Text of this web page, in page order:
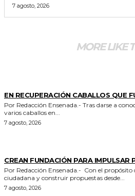
7 agosto, 2026
MORE LIKE
EN RECUPERACIÓN CABALLOS QUE
Por Redacción Ensenada.- Tras darse a conocer las condiciones en que estaban
varios caballos en...
7 agosto, 2026
CREAN FUNDACIÓN PARA IMPULSAR
Por Redacción Ensenada.- Con el propósito de fortalecer la participación
ciudadana y construir propuestas desde...
7 agosto, 2026